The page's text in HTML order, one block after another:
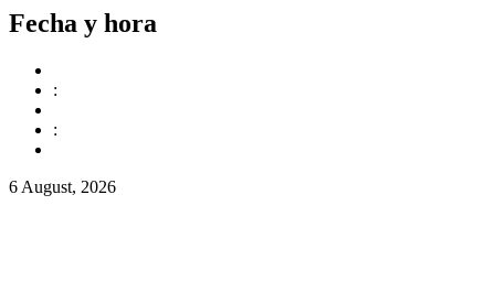
Fecha y hora
:
:
6 August, 2026